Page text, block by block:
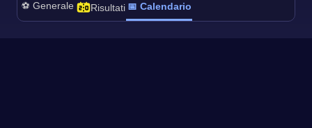
⚽ Generale Risultati 📅 Calendario